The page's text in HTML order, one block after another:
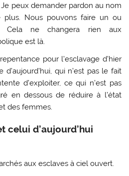
Je peux demander pardon au nom
plus. Nous pouvons faire un ou
Cela ne changera rien aux
est là.
pour l’esclavage d’hier
d’aujourd’hui, qui n’est pas le fait
d’exploiter, ce qui n’est pas
en dessous de réduire à l’état
des femmes.
celui d’aujourd’hui
aux esclaves à ciel ouvert.